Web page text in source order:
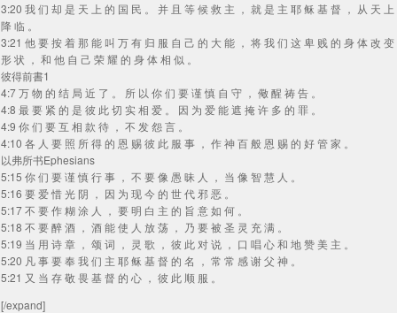
3:20 我 们 却 是 天 上 的 国 民 。 并 且 等 候 救 主 ， 就 是 主 耶 稣 基 督 ， 从 天 上
降 临 。
3:21 他 要 按 着 那 能 叫 万 有 归 服 自 己 的 大 能 ， 将 我 们 这 卑 贱 的 身 体 改 变
形 状 ， 和 他 自 己 荣 耀 的 身 体 相 似 。
彼得前書1
4:7 万 物 的 结 局 近 了 。 所 以 你 们 要 谨 慎 自 守 ， 儆 醒 祷 告 。
4:8 最 要 紧 的 是 彼 此 切 实 相 爱 。 因 为 爱 能 遮 掩 许 多 的 罪 。
4:9 你 们 要 互 相 款 待 ， 不 发 怨 言 。
4:10 各 人 要 照 所 得 的 恩 赐 彼 此 服 事 ， 作 神 百 般 恩 赐 的 好 管 家 。
以弗所书Ephesians
5:15 你 们 要 谨 慎 行 事 ， 不 要 像 愚 昧 人 ， 当 像 智 慧 人 。
5:16 要 爱 惜 光 阴 ， 因 为 现 今 的 世 代 邪 恶 。
5:17 不 要 作 糊 涂 人 ， 要 明 白 主 的 旨 意 如 何 。
5:18 不 要 醉 酒 ， 酒 能 使 人 放 荡 ， 乃 要 被 圣 灵 充 满 。
5:19 当 用 诗 章 ， 颂 词 ， 灵 歌 ， 彼 此 对 说 ， 口 唱 心 和 地 赞 美 主 。
5:20 凡 事 要 奉 我 们 主 耶 稣 基 督 的 名 ， 常 常 感 谢 父 神 。
5:21 又 当 存 敬 畏 基 督 的 心 ， 彼 此 顺 服 。
[/expand]